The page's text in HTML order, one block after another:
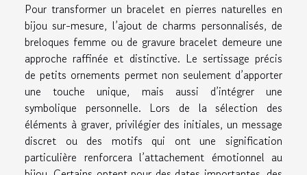
Pour transformer un bracelet en pierres naturelles en
bijou sur-mesure, l’ajout de charms personnalisés, de
breloques femme ou de gravure bracelet demeure une
approche raffinée et distinctive. Le sertissage précis
de petits ornements permet non seulement d’apporter
une touche unique, mais aussi d’intégrer une
symbolique personnelle. Lors de la sélection des
éléments à graver, privilégier des initiales, un message
discret ou des motifs qui ont une signification
particulière renforcera l’attachement émotionnel au